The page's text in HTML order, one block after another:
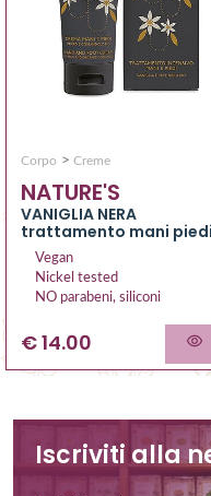
Corpo > Creme
NATURE'S
VANIGLIA NERA
trattamento mani piedi
Vegan
Nickel tested
NO parabeni, siliconi
€ 14.00
Iscriviti alla